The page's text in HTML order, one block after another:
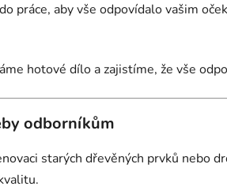
práce, aby vše odpovídalo vašim
hotové dílo a zajistíme, že vše
odborníkům
starých dřevěných prvků nebo